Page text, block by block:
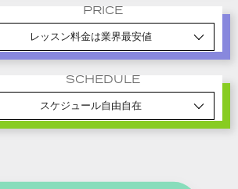
PRICE
レッスン料金は業界最安値
SCHEDULE
スケジュール自由自在